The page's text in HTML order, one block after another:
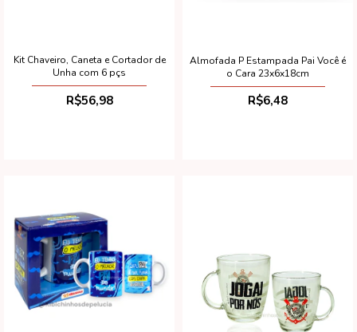
Kit Chaveiro, Caneta e Cortador de
Unha com 6 pçs
R$56,98
Almofada P Estampada Pai Você é
o Cara 23x6x18cm
R$6,48